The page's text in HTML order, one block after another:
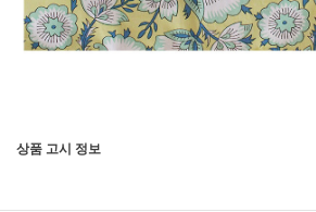
상품 고시 정보